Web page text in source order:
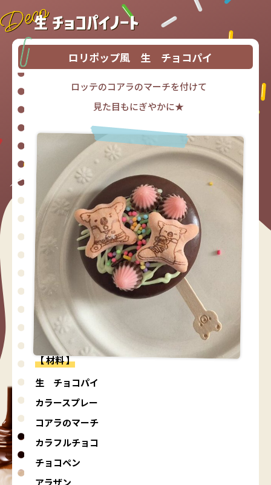
ロリポップ風 生 チョコパイ
ロッテのコアラのマーチを付けて
見た目もにぎやかに★
【 材料 】
生 チョコパイ
カラースプレー
コアラのマーチ
カラフルチョコ
チョコペン